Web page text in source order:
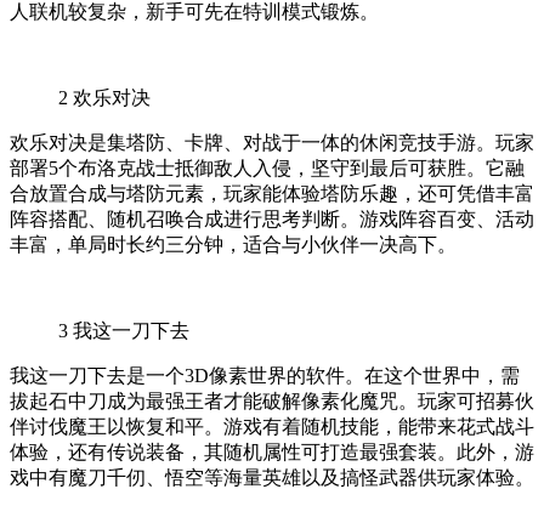
人联机较复杂，新手可先在特训模式锻炼。
2 欢乐对决
欢乐对决是集塔防、卡牌、对战于一体的休闲竞技手游。玩家
部署5个布洛克战士抵御敌人入侵，坚守到最后可获胜。它融
合放置合成与塔防元素，玩家能体验塔防乐趣，还可凭借丰富
阵容搭配、随机召唤合成进行思考判断。游戏阵容百变、活动
丰富，单局时长约三分钟，适合与小伙伴一决高下。
3 我这一刀下去
我这一刀下去是一个3D像素世界的软件。在这个世界中，需
拔起石中刀成为最强王者才能破解像素化魔咒。玩家可招募伙
伴讨伐魔王以恢复和平。游戏有着随机技能，能带来花式战斗
体验，还有传说装备，其随机属性可打造最强套装。此外，游
戏中有魔刀千仞、悟空等海量英雄以及搞怪武器供玩家体验。